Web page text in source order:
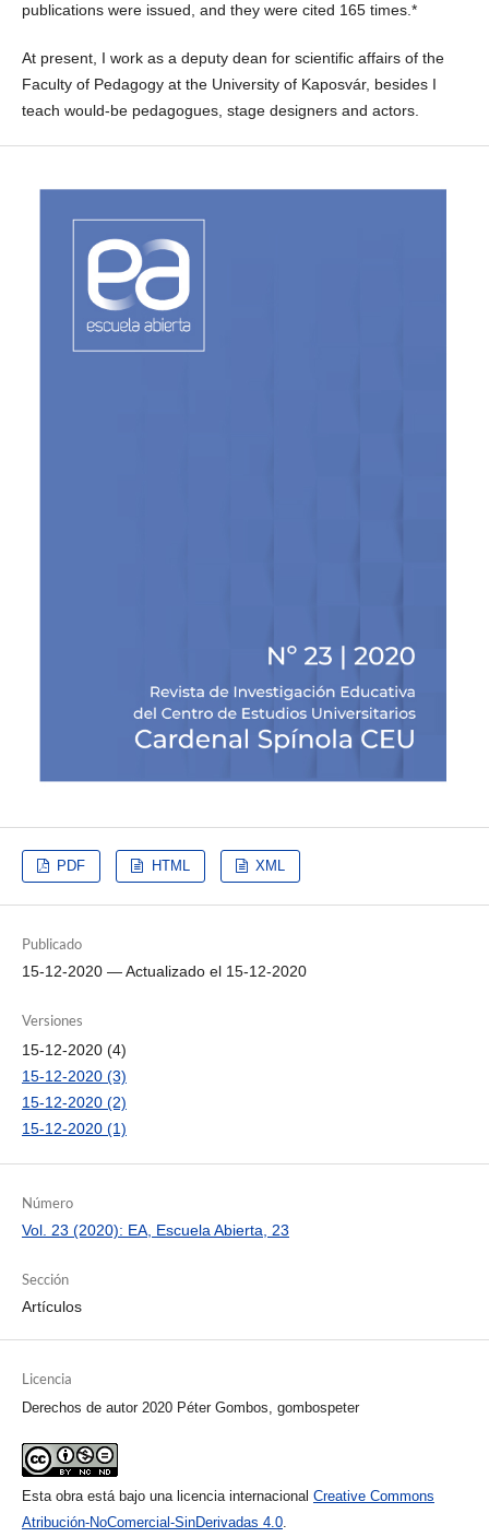
publications were issued, and they were cited 165 times.*
At present, I work as a deputy dean for scientific affairs of the
Faculty of Pedagogy at the University of Kaposvár, besides I
teach would-be pedagogues, stage designers and actors.
PDF HTML XML
Publicado
15-12-2020 — Actualizado el 15-12-2020
Versiones
15-12-2020 (4)
15-12-2020 (3)
15-12-2020 (2)
15-12-2020 (1)
Número
Vol. 23 (2020): EA, Escuela Abierta, 23
Sección
Artículos
Licencia
Derechos de autor 2020 Péter Gombos, gombospeter
Esta obra está bajo una licencia internacional Creative Commons
Atribución-NoComercial-SinDerivadas 4.0.